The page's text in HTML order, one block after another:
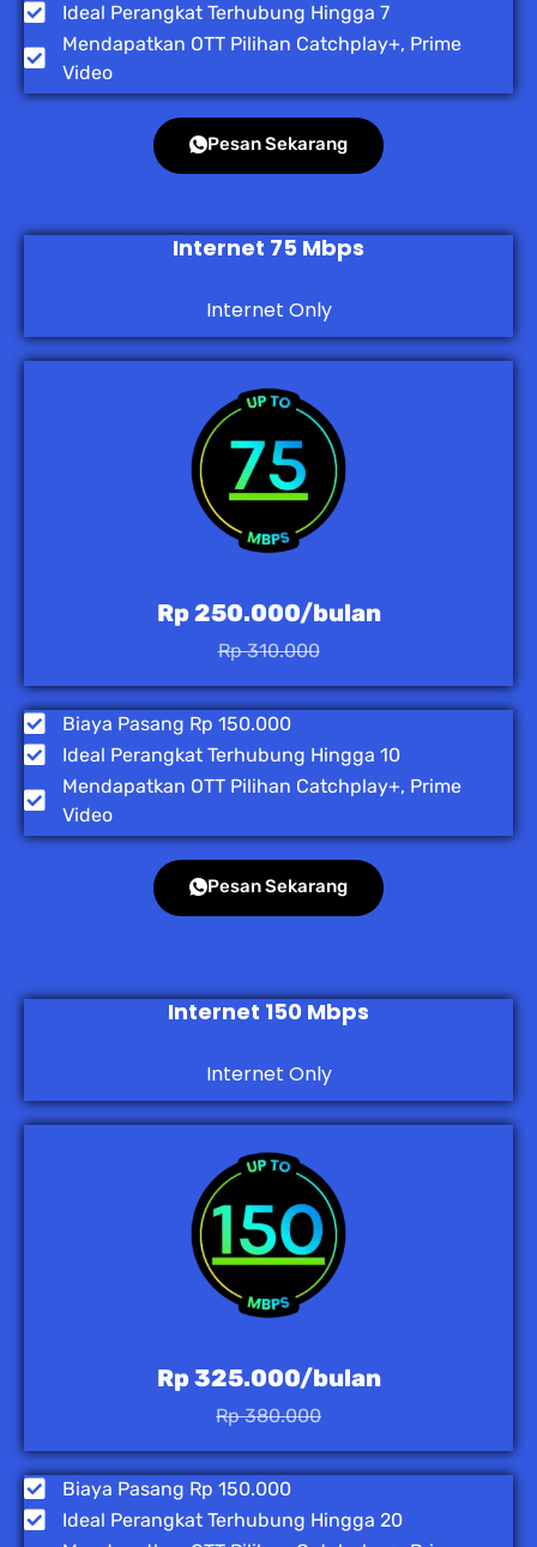
Ideal Perangkat Terhubung Hingga 7
Mendapatkan OTT Pilihan Catchplay+, Prime
Video
Pesan Sekarang
Internet 75 Mbps
Internet Only
Rp 250.000/bulan
Rp 310.000
Biaya Pasang Rp 150.000
Ideal Perangkat Terhubung Hingga 10
Mendapatkan OTT Pilihan Catchplay+, Prime
Video
Pesan Sekarang
Internet 150 Mbps
Internet Only
Rp 325.000/bulan
Rp 380.000
Biaya Pasang Rp 150.000
Ideal Perangkat Terhubung Hingga 20